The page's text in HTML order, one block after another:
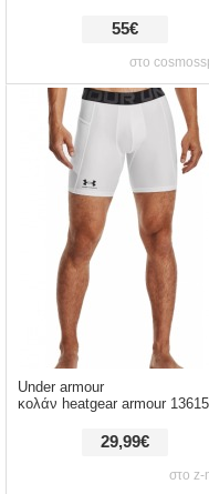
στο
55€
στο z-
Under armour
κολάν heatgear armour 1361596-
29,99€